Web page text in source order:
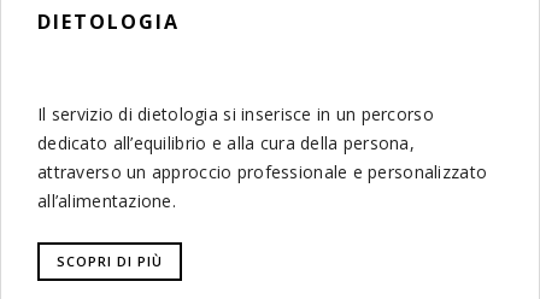
DIETOLOGIA
Il servizio di dietologia si inserisce in un percorso
dedicato all’equilibrio e alla cura della persona,
attraverso un approccio professionale e personalizzato
all’alimentazione.
SCOPRI DI PIÙ